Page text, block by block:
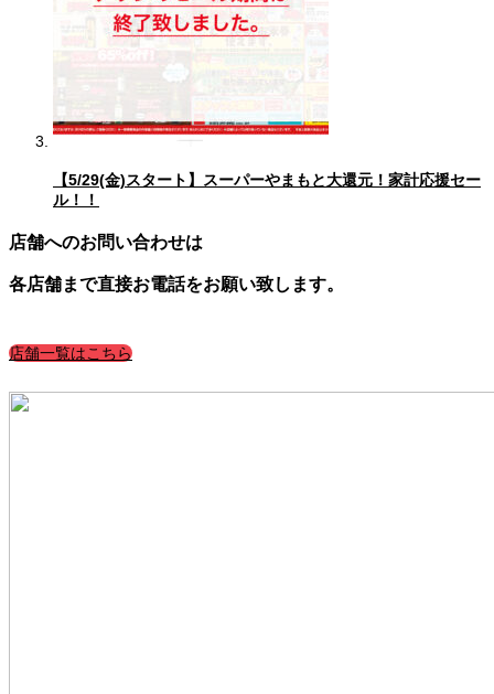
【5/29(金)スタート】スーパーやまもと大還元！家計応援セー
ル！！
店舗へのお問い合わせは
各店舗まで直接お電話をお願い致します。
店舗一覧はこちら